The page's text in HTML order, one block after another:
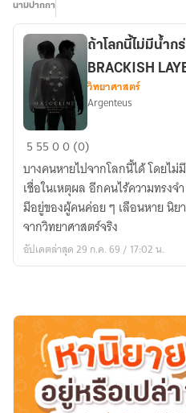
นามปากกา
ถ้า
นี้
ไม่มี
น้ำ
กร่อย
HALOCLINE
BRACKISH
LAYER
ถ้าโลกนี้ไม่มีน้ำก
BRACKISH
วิทยาศาสตร์
Argenteus
5 5500 (0)
บางคนหายไปจากโลกนี้ได้ โดยไม่
เชื่อในเหตุผล อีกคนไร้ความทรง
มีอยู่ของผู้คนค่อย ๆ เลือนหาย นิย
จากวิทยาศาสตร์จริง
อัปเดตล่าสุด 29 ก.ค. 69 / 17:02 น.